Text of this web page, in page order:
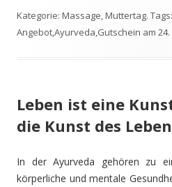
Kategorie: Massage,Muttertag. Tags:
Angebot,Ayurveda,Gutschein am
Leben ist eine
die Kunst des Leben
In der Ayurveda gehören zu
körperliche und mentale